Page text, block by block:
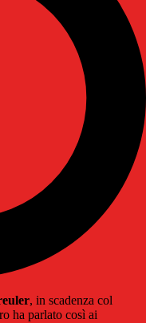
, in scadenza col
ha parlato così ai